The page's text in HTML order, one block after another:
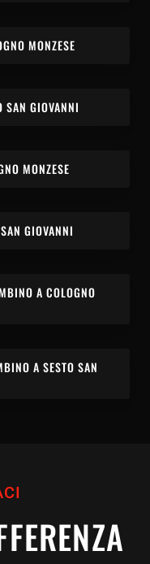
MONZESE
SAN GIOVANNI
MONZESE
GIOVANNI
A COLOGNO
A SESTO SAN